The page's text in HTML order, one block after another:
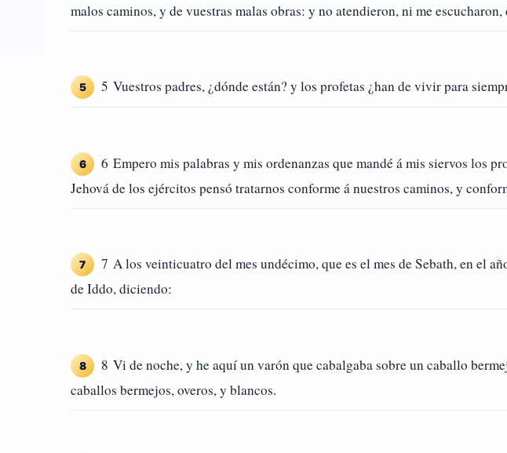
malos caminos, y de vuestras malas obras: y no atendieron, ni me escucharon,
5 5 Vuestros padres, ¿dónde están? y los profetas ¿han de vivir para
6
6 Empero mis palabras y mis ordenanzas que mandé á mis siervos los
Jehová de los ejércitos pensó tratarnos conforme á nuestros caminos, y
7
7 A los veinticuatro del mes undécimo, que es el mes de Sebath, en el
de Iddo, diciendo:
8
8 Vi de noche, y he aquí un varón que cabalgaba sobre un caballo
caballos bermejos, overos, y blancos.